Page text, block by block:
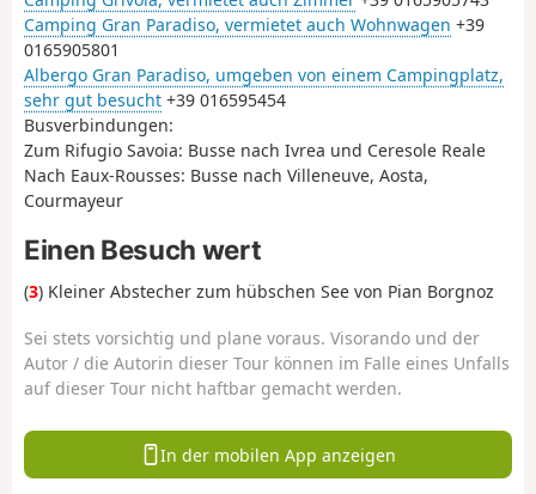
Camping Gran Paradiso, vermietet auch Wohnwagen +39
0165905801
Albergo Gran Paradiso, umgeben von einem Campingplatz,
sehr gut besucht +39 016595454
Busverbindungen:
Zum Rifugio Savoia: Busse nach Ivrea und Ceresole Reale
Nach Eaux-Rousses: Busse nach Villeneuve, Aosta,
Courmayeur
Einen Besuch wert
(3) Kleiner Abstecher zum hübschen See von Pian Borgnoz
Sei stets vorsichtig und plane voraus. Visorando und der
Autor / die Autorin dieser Tour können im Falle eines Unfalls
auf dieser Tour nicht haftbar gemacht werden.
In der mobilen App anzeigen